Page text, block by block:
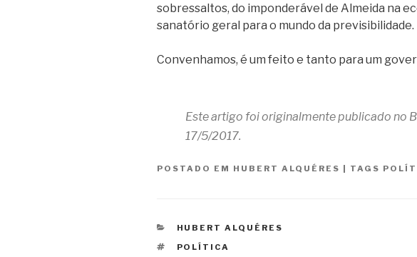
sobressaltos, do imponderável de Almeida na
sanatório geral para o mundo da previsibilidade.
Convenhamos, é um feito e tanto para um
Este artigo foi originalmente publicado no
17/5/2017.
POSTADO EM HUBERT ALQUÉRES | TAGS
CATEGORIAS
HUBERT ALQUÉRES
TAGS
POLÍTICA